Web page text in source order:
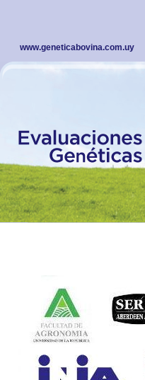
www.geneticabovina.com.uy